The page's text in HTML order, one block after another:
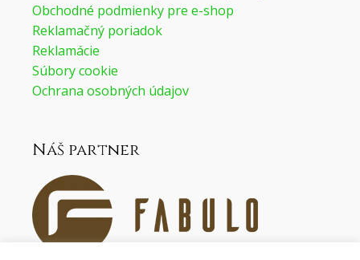
Obchodné podmienky pre e-shop
Reklamačný poriadok
Reklamácie
Súbory cookie
Ochrana osobných údajov
Náš partner